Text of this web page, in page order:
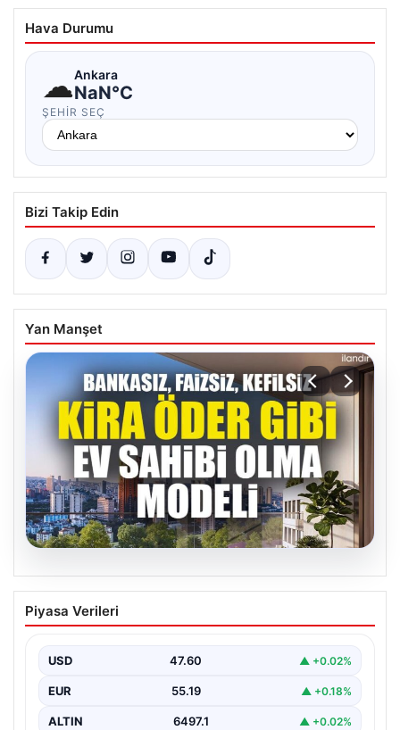
Hava Durumu
☁Ankara
NaN°C
ŞEHIR SEÇ
Bizi Takip Edin
Yan Manşet
05.08.2026
DAP Yapı’dan Yenilikçi Bir Adım: Emlak
Konut Güvencesiyle Kendi Kendini
Hayata Geçiyor
Gayrimenkul sektöründe prestijli ve yenilikçi
projeleriyle tanınan DAP Gayrimenkul Geliştirme, dikkat
Piyasa Verileri
USD 47.60 ▲ +0.02%
EUR 55.19 ▲ +0.18%
ALTIN 6497.1 ▲ +0.02%